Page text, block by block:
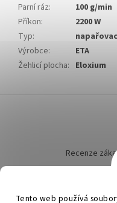
Tento web používá
Parní ráz:
100 g/min
Příkon:
2200 W
Typ:
Výrobce:
ETA
Žehlicí plocha: Eloxium
í
Recenze